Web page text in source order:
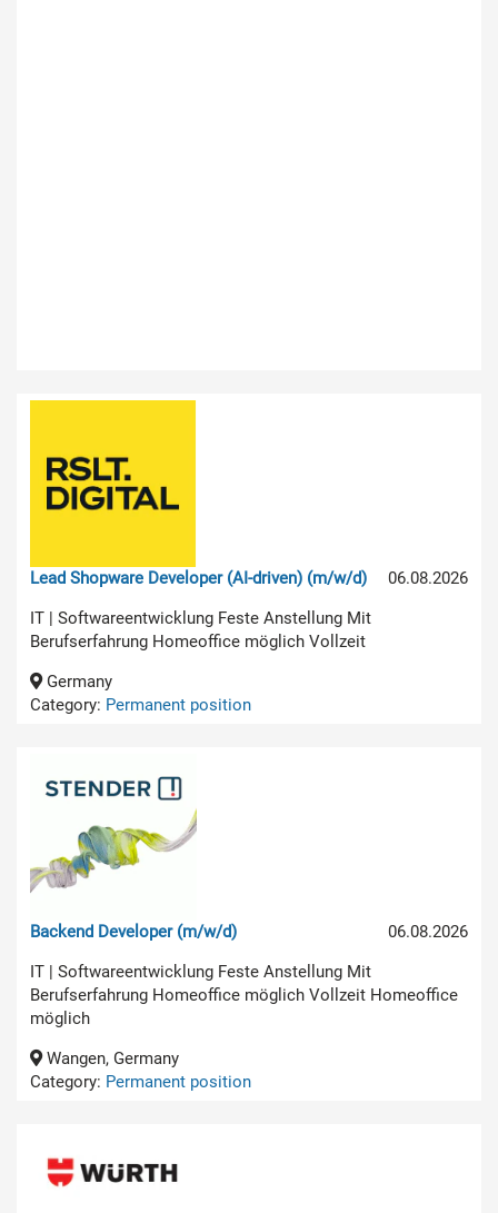
06.08.2026
Lead Shopware Developer (AI-driven) (m/w/d)
IT | Softwareentwicklung Feste Anstellung Mit
Berufserfahrung Homeoffice möglich Vollzeit
Germany
Category: Permanent position
06.08.2026
Backend Developer (m/w/d)
IT | Softwareentwicklung Feste Anstellung Mit
Berufserfahrung Homeoffice möglich Vollzeit Homeoffice
möglich
Wangen, Germany
Category: Permanent position